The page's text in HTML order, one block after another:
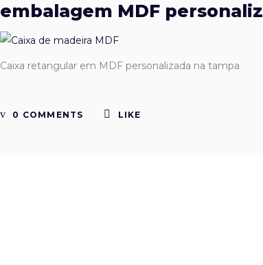
embalagem MDF
Caixa retangular em MDF personalizada na tampa
0 COMMENTS LIKE